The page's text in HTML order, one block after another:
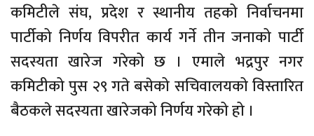
कमिटीले संघ, प्रदेश र स्थानीय तहको निर्वाचनमा
पार्टीको निर्णय विपरीत कार्य गर्ने तीन जनाको पार्टी
सदस्यता खारेज गरेको छ । एमाले भद्रपुर नगर
कमिटीको पुस २९ गते बसेको सचिवालयको विस्तारित
बैठकले सदस्यता खारेजको निर्णय गरेको हो ।